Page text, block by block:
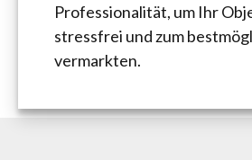
Professionalität, um Ihr
stressfrei und zum
vermarkten.